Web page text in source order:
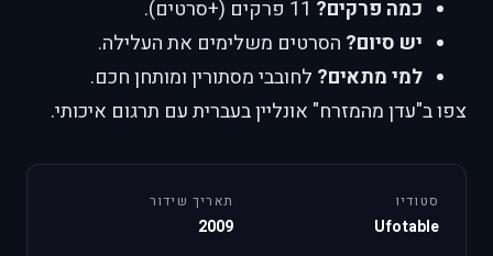
כמה פרקים?
יש סיום? הסרטים משלימים את העלילה.
למי מתאים? לחובבי מסתורין ומותחן חכם.
צפו ב"עדן מהמזרח" אונליין בעברית עם תרגום איכותי.
סטודיו
Ufotable
תאריך שידור
2009